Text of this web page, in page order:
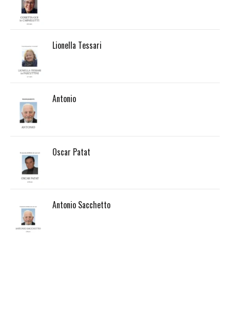
Lionella Tessari
Antonio
Oscar Patat
Antonio Sacchetto